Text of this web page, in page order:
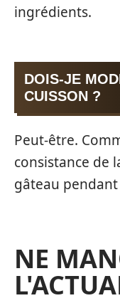
ingrédients.
DOIS-JE
CUISSON ?
Peut-être.
consistance de
gâteau
NE